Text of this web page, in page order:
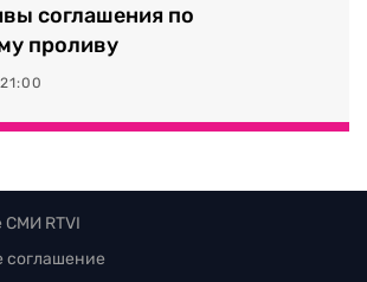
соглашения по
проливу
RTVI
соглашение